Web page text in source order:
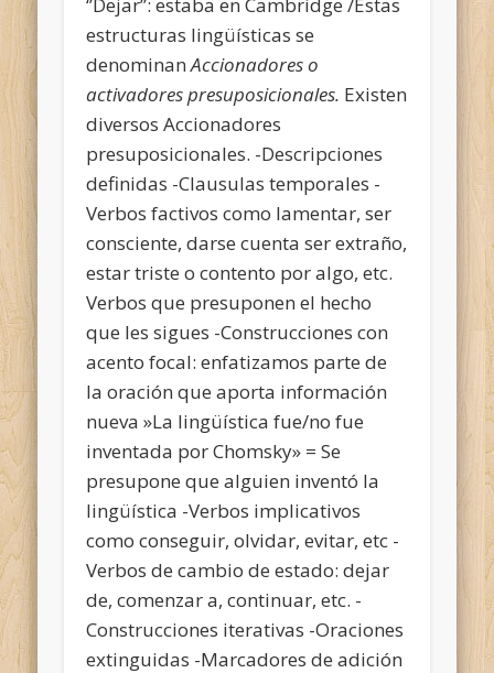
estructuras lingüísticas se
denominanAccionadores o
activadores presuposicionales. Existen
diversos Accionadores
presuposicionales. -Descripciones
definidas -Clausulas temporales -
Verbos factivos como lamentar, ser
consciente, darse cuenta ser extraño,
estar triste o contento por algo, etc.
Verbos que presuponen el hecho
que les sigues -Construcciones con
acento focal: enfatizamos parte de
la oración que aporta información
nueva »La lingüística fue/no fue
inventada por Chomsky» = Se
presupone que alguien inventó la
lingüística -Verbos implicativos
como conseguir, olvidar, evitar, etc -
Verbos de cambio de estado: dejar
de, comenzar a, continuar, etc. -
Construcciones iterativas -Oraciones
extinguidas -Marcadores de adición